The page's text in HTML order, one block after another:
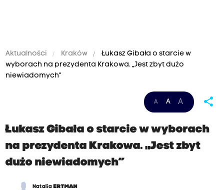
Aktualności Kraków
Łukasz Gibała o starcie w
wyborach na prezydenta Krakowa. „Jest zbyt dużo
niewiadomych”
A A A share
Łukasz Gibała o starcie w wyborach
na prezydenta Krakowa. „Jest zbyt
dużo niewiadomych”
Natalia ERTMAN